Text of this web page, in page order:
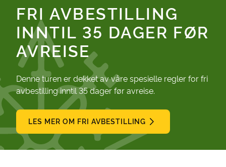
FRI AVBESTILLING
INNTIL 35 DAGER FØR
AVREISE
Denne turen er dekket av våre spesielle regler for fri
avbestilling inntil 35 dager før avreise.
LES MER OM FRI AVBESTILLING